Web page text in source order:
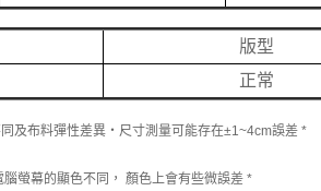
版型
正常
及布料彈性差異‧尺寸測量可能存在±1~4cm誤差 *
腦螢幕的顯色不同， 顏色上會有些微誤差 *